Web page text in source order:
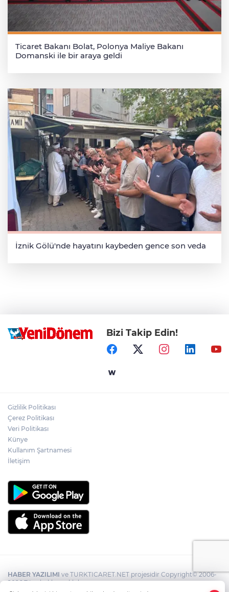
Ticaret Bakanı Bolat, Polonya Maliye Bakanı
Domanski ile bir araya geldi
İznik Gölü'nde hayatını kaybeden gence son veda
Bizi Takip Edin!
Gizlilik Politikası
Çerez Politikası
Veri Politikası
Künye
Kullanım Şartnamesi
İletişim
HABER YAZILIMI ve TURKTICARET.NET projesidir Copyright© 2006-
2026 Tüm hakları saklıdır.